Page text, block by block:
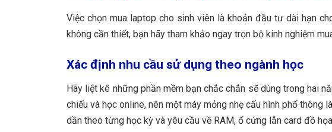
Việc chọn mua laptop cho sinh viên là khoản đầu tư dài hạn
không cần thiết, bạn hãy tham khảo ngay trọn bộ kinh nghiệm
Xác định nhu cầu sử dụng theo ngành học
Hãy liệt kê những phần mềm bạn chắc chắn sẽ dùng trong hai
chiếu và học online, nên một máy mỏng nhẹ cấu hình phổ thông
dần theo từng học kỳ và yêu cầu về RAM, ổ cứng lẫn card đồ